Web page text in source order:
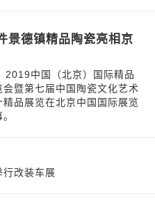
景德镇精品陶瓷亮相京
2019中国（北京）国际精品
会暨第七届中国陶瓷文化艺术
精品展览在北京中国国际展览
行改装车展